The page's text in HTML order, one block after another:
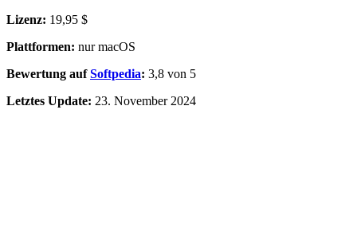
Lizenz: 19,95 $
Plattformen: nur macOS
Bewertung aufSoftpedia: 3,8 von 5
Letztes Update: 23. November 2024